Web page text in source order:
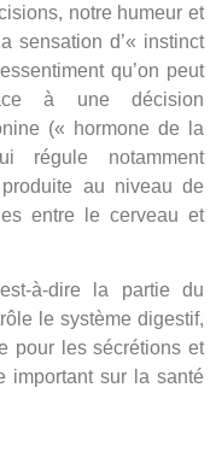
notre humeur et
sensation d’« instinct
qu’on peut
à une décision
(« hormone de la
régule notamment
produite au niveau de
entre le cerveau et
à-dire la partie du
le système digestif,
pour les sécrétions et
important sur la santé